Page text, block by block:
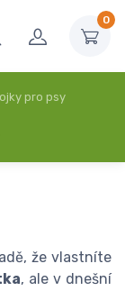
0
pro psy
že vlastníte
, ale v dnešní